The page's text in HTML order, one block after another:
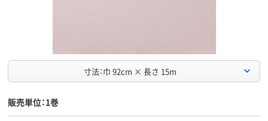
寸法：巾 92cm × 長さ 15m
販売単位：1巻